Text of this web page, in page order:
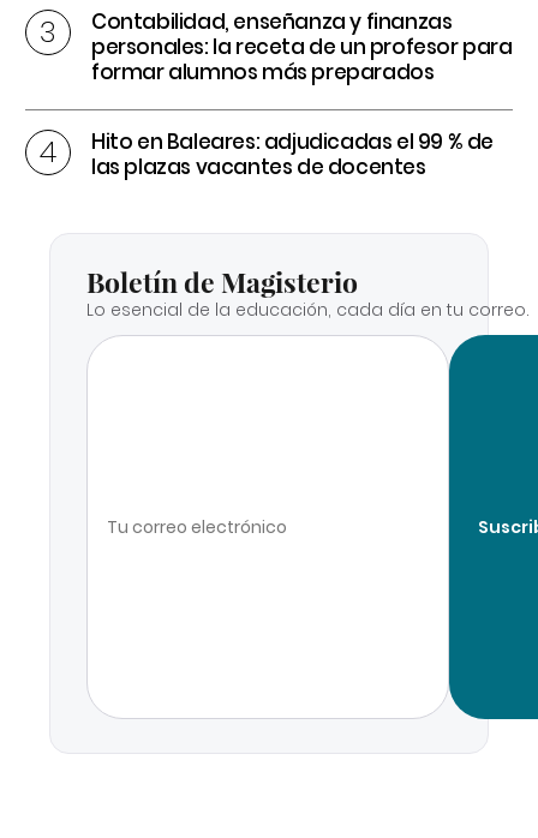
Contabilidad, enseñanza y finanzas
personales: la receta de un profesor para
formar alumnos más preparados
Hito en Baleares: adjudicadas el 99 % de
las plazas vacantes de docentes
Boletín de Magisterio
Lo esencial de la educación, cada día en tu correo.